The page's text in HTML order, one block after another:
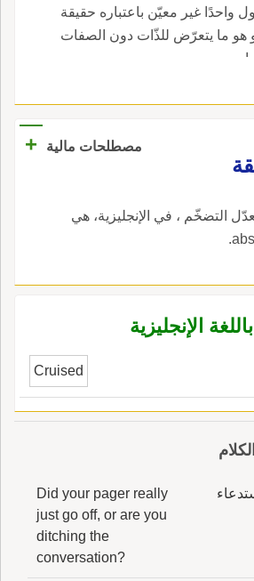
واحدًا غير معيّن باعتباره حقيقة
هو ما يتعرّض للذّات دون الصفات
مصطلحات مالية
+
التضخّم ، في الإنجليزية، هي
الإنجليزية
Cruised
Did your pager really
just go off, or are you
ditching the
conversation?